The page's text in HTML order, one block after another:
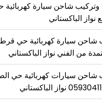
وتركيب شاحن سيارة كهربائية
نواز الباكستاني
شاحن سيارة كهربائية حي
من الفني نواز الباكستاني
شاحن سيارات كهربائية حي